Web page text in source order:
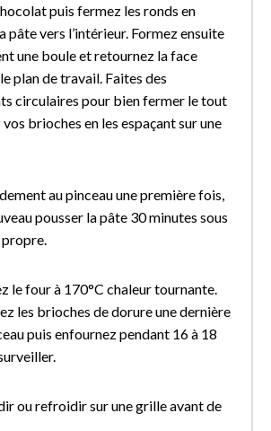
puis fermez les ronds en
pâte vers l’intérieur. Formez ensuite
une boule et retournez la face
plan de travail. Faites des
circulaires pour bien fermer le tout
brioches en les espaçant sur une
au pinceau une première fois,
pousser la pâte 30 minutes sous
le four à 170°C chaleur tournante.
les brioches de dorure une dernière
puis enfournez pendant 16 à 18
ou refroidir sur une grille avant de